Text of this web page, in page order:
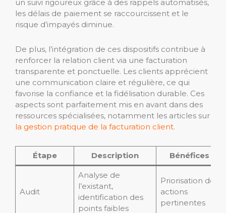
un suivi rigoureux grâce à des rappels automatisés,
les délais de paiement se raccourcissent et le
risque d’impayés diminue.
De plus, l’intégration de ces dispositifs contribue à
renforcer la relation client via une facturation
transparente et ponctuelle. Les clients apprécient
une communication claire et régulière, ce qui
favorise la confiance et la fidélisation durable. Ces
aspects sont parfaitement mis en avant dans des
ressources spécialisées, notamment les articles sur
la gestion pratique de la facturation client.
Étape Description Bénéfices
Audit
Analyse de
l’existant,
identification des
points faibles
Priorisation des
actions
pertinentes